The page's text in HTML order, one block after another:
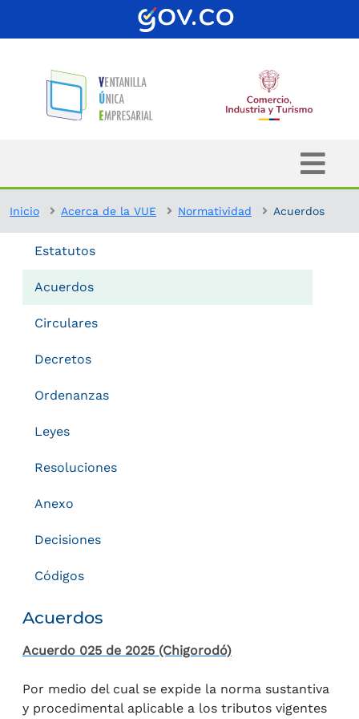
Inicio Acerca de la VUE Normatividad Acuerdos
Estatutos
Acuerdos
Circulares
Decretos
Ordenanzas
Leyes
Resoluciones
Anexo
Decisiones
Códigos
Acuerdos
Acuerdo 025 de 2025 (Chigorodó)
Por medio del cual se expide la norma sustantiva
y procedimental aplicable a los tributos vigentes